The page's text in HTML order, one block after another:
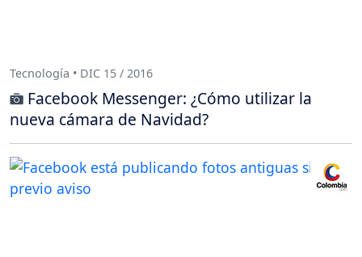
Tecnología • DIC 15 / 2016
Facebook Messenger: ¿Cómo utilizar la
nueva cámara de Navidad?